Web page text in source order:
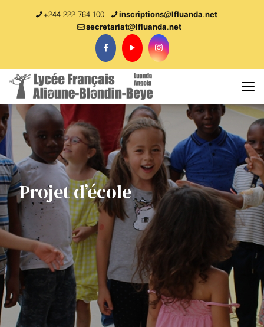
+244 222 764 100
inscriptions@lfluanda.net
secretariat@Ifluanda.net
Projet d’école